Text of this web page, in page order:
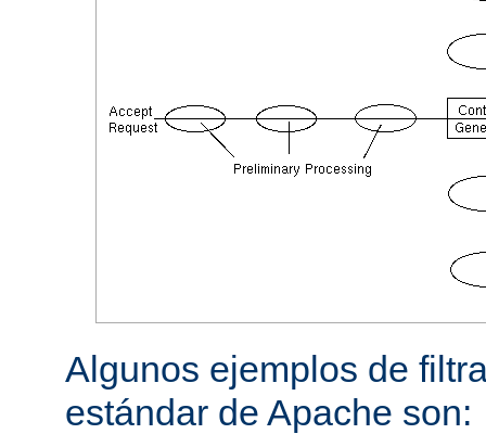
Algunos ejemplos de
estándar de Apache son: